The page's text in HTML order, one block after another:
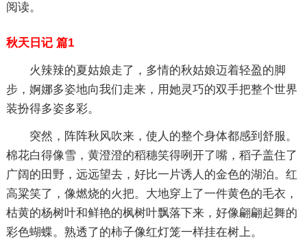
阅读。
秋天日记 篇1
火辣辣的夏姑娘走了，多情的秋姑娘迈着轻盈的脚
步，婀娜多姿地向我们走来，用她灵巧的双手把整个世界
装扮得多姿多彩。
突然，阵阵秋风吹来，使人的整个身体都感到舒服。
棉花白得像雪，黄澄澄的稻穗笑得咧开了嘴，稻子盖住了
广阔的田野，远远望去，好比一片诱人的金色的湖泊。红
高粱笑了，像燃烧的火把。大地穿上了一件黄色的毛衣，
枯黄的杨树叶和鲜艳的枫树叶飘落下来，好像翩翩起舞的
彩色蝴蝶。熟透了的柿子像红灯笼一样挂在树上。